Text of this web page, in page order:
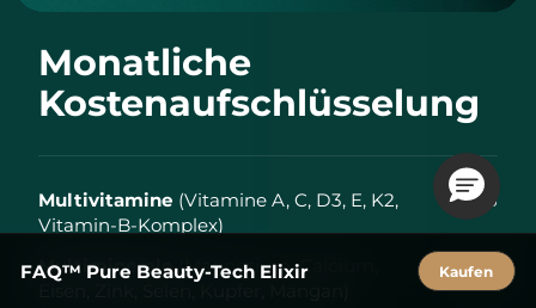
Monatliche
Kostenaufschlüsselung
Multivitamine (Vitamine A, C, D3, E, K2,
Vitamin-B-Komplex)
$ 25
Multiminerale(Magnesium, Calcium,
$ 15
FAQ™ Pure Beauty-Tech Elixir Kaufen